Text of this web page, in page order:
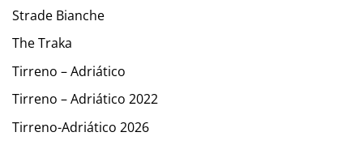
Strade Bianche
The Traka
Tirreno – Adriático
Tirreno – Adriático 2022
Tirreno-Adriático 2026